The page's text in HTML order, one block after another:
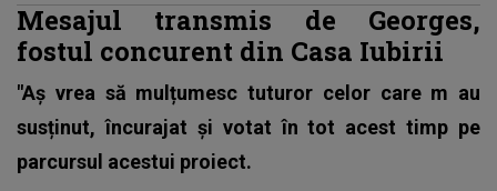
Mesajul transmis de Georges,
fostul concurent din Casa Iubirii
"Aș vrea să mulțumesc tuturor celor care m au
susținut, încurajat și votat în tot acest timp pe
parcursul acestui proiect.